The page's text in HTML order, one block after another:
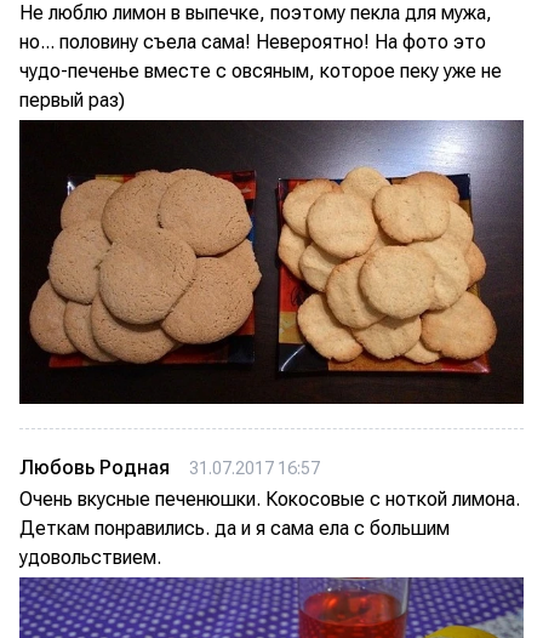
Не люблю лимон в выпечке, поэтому пекла для мужа,
но... половину съела сама! Невероятно! На фото это
чудо-печенье вместе с овсяным, которое пеку уже не
первый раз)
Любовь Родная 31.07.2017 16:57
Очень вкусные печенюшки. Кокосовые с ноткой лимона.
Деткам понравились. да и я сама ела с большим
удовольствием.